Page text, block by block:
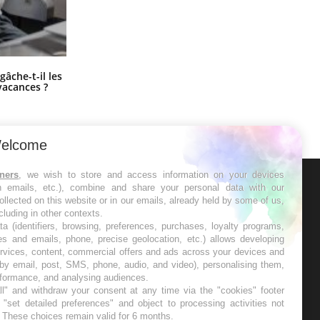
t-il les
?
les semaines les meilleures
, we wish to store and access information on your devices
emails, etc.), combine and share your personal data with our
on this website or in our emails, already held by some of us,
in other contexts.
(identifiers, browsing, preferences, purchases, loyalty programs,
and emails, phone, precise geolocation, etc.) allows developing
content, commercial offers and ads across your devices and
email, post, SMS, phone, audio, and video), personalising them,
and analysing audiences.
and withdraw your consent at any time via the "cookies" footer
detailed preferences" and object to processing activities not
choices remain valid for 6 months.